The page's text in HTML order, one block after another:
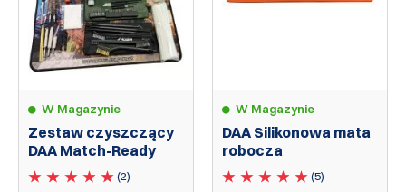
W Magazynie
Zestaw czyszczący
DAA Match-Ready
(2)
W Magazynie
DAA Silikonowa mata
robocza
(5)